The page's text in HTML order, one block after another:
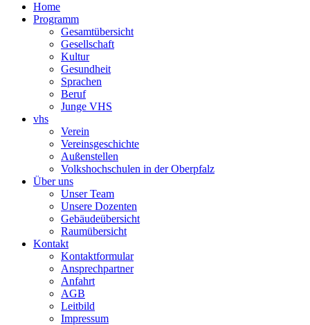
Home
Programm
Gesamtübersicht
Gesellschaft
Kultur
Gesundheit
Sprachen
Beruf
Junge VHS
vhs
Verein
Vereinsgeschichte
Außenstellen
Volkshochschulen in der Oberpfalz
Über uns
Unser Team
Unsere Dozenten
Gebäudeübersicht
Raumübersicht
Kontakt
Kontaktformular
Ansprechpartner
Anfahrt
AGB
Leitbild
Impressum